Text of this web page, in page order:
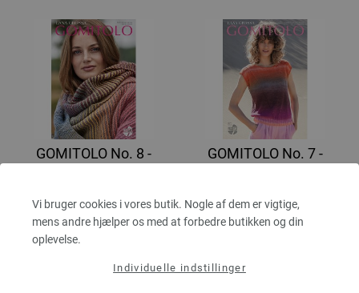
Vi bruger cookies i vores butik. Nogle af dem er vigtige,
mens andre hjælper os med at forbedre butikken og din
oplevelse.
Individuelle indstillinger
GOMITOLO No. 8 -
september 2021
3,64 €
27,49 dkr
forsendelsesomkostninger
GOMITOLO No. 7 -
april 2021
2,80 €
forsendelsesomkostninger